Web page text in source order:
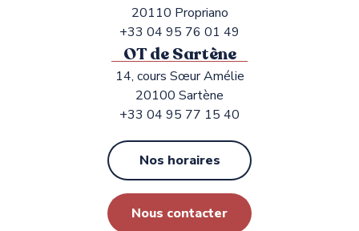
20110 Propriano
+33 04 95 76 01 49
OT de Sartène
14, cours Sœur Amélie
20100 Sartène
+33 04 95 77 15 40
Nos horaires
Nous contacter